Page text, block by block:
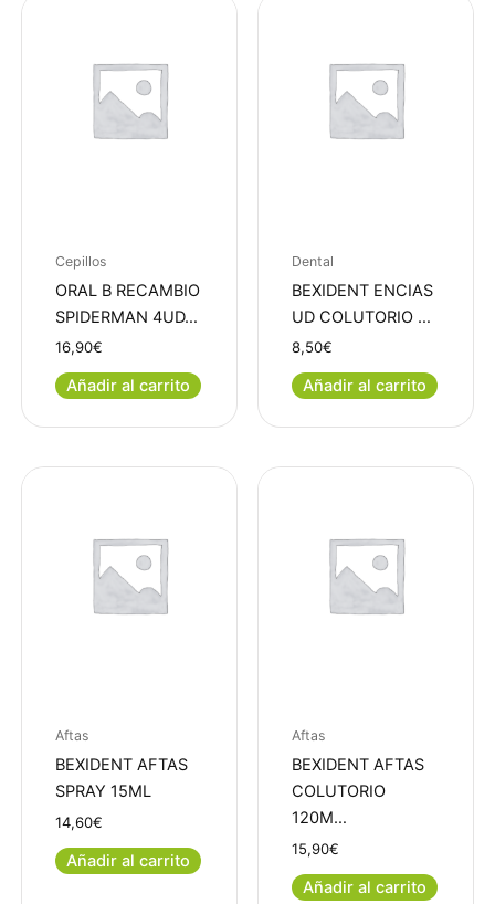
Cepillos
ORAL B RECAMBIO
SPIDERMAN 4UD…
16,90€
Añadir al carrito
Dental
BEXIDENT ENCIAS
UD COLUTORIO …
8,50€
Añadir al carrito
Aftas
BEXIDENT AFTAS
SPRAY 15ML
14,60€
Añadir al carrito
Aftas
BEXIDENT AFTAS
COLUTORIO
120M…
15,90€
Añadir al carrito